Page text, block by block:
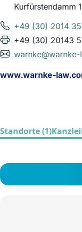
Kurfürstendamm
+49 (30) 2014
+49 (30) 20143
www.warnke-
Standorte (1)Kanzlei